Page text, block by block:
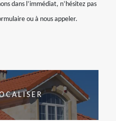
dans l’immédiat, n’hésitez pas
ou à nous appeler.